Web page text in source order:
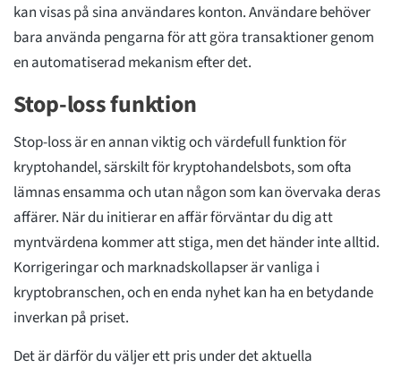
kan visas på sina användares konton. Användare behöver
bara använda pengarna för att göra transaktioner genom
en automatiserad mekanism efter det.
Stop-loss funktion
Stop-loss är en annan viktig och värdefull funktion för
kryptohandel, särskilt för kryptohandelsbots, som ofta
lämnas ensamma och utan någon som kan övervaka deras
affärer. När du initierar en affär förväntar du dig att
myntvärdena kommer att stiga, men det händer inte alltid.
Korrigeringar och marknadskollapser är vanliga i
kryptobranschen, och en enda nyhet kan ha en betydande
inverkan på priset.
Det är därför du väljer ett pris under det aktuella